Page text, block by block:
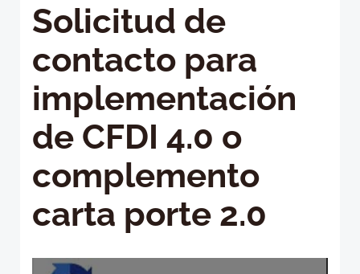
Solicitud de
contacto para
implementación
de CFDI 4.0 o
complemento
carta porte 2.0